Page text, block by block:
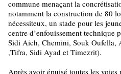
commune menaçant la
notamment la construction de 80
nécessiteux, un stade pour les
centre d’enfouissement technique
Sidi Aich, Chemini, Souk Oufella,
,Tifra, Sidi Ayad et Timezrit).
Après avoir épuisé toutes les